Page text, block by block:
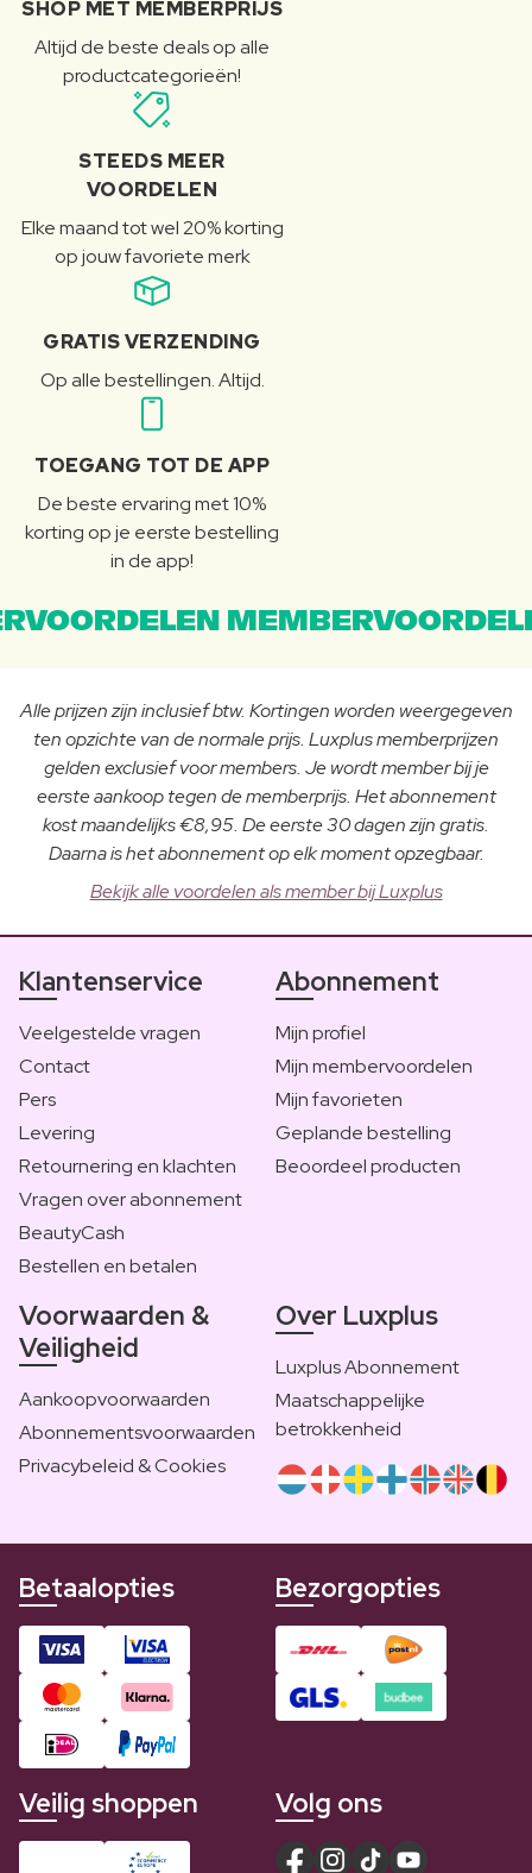
SHOP MET MEMBERPRIJS
Altijd de beste deals op alle
productcategorieën!
STEEDS MEER
VOORDELEN
Elke maand tot wel 20% korting
op jouw favoriete merk
GRATIS VERZENDING
Op alle bestellingen. Altijd.
TOEGANG TOT DE APP
De beste ervaring met 10%
korting op je eerste bestelling
in de app!
Alle prijzen zijn inclusief btw. Kortingen worden weergegeven
ten opzichte van de normale prijs. Luxplus memberprijzen
gelden exclusief voor members. Je wordt member bij je
eerste aankoop tegen de memberprijs. Het abonnement
kost maandelijks €8,95. De eerste 30 dagen zijn gratis.
Daarna is het abonnement op elk moment opzegbaar.
Bekijk alle voordelen als member bij Luxplus
Klantenservice
Veelgestelde vragen
Contact
Pers
Levering
Retournering en klachten
Vragen over abonnement
BeautyCash
Bestellen en betalen
Abonnement
Mijn profiel
Mijn membervoordelen
Mijn favorieten
Geplande bestelling
Beoordeel producten
Voorwaarden &
Veiligheid
Aankoopvoorwaarden
Abonnementsvoorwaarden
Privacybeleid & Cookies
Over Luxplus
Luxplus Abonnement
Maatschappelijke
betrokkenheid
Betaalopties Bezorgopties
Veilig shoppen Volg ons